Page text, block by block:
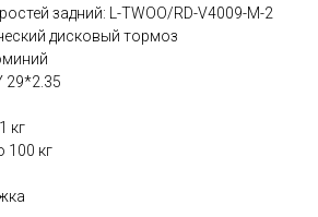
задний: L-TWOO/RD-V4009-M-2
дисковый тормоз
29*2.35
кг
100 кг